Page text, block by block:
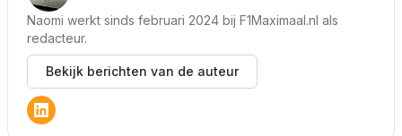
Naomi werkt sinds februari 2024 bij F1Maximaal.nl als
redacteur.
Bekijk berichten van de auteur